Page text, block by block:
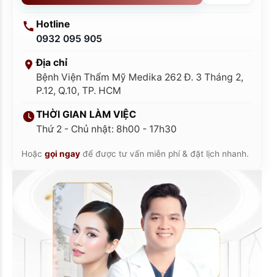
Hotline
0932 095 905
Địa chỉ
Bệnh Viện Thẩm Mỹ Medika 262 Đ. 3 Tháng 2,
P.12, Q.10, TP. HCM
THỜI GIAN LÀM VIỆC
Thứ 2 - Chủ nhật: 8h00 - 17h30
Hoặc gọi ngay để được tư vấn miễn phí & đặt lịch nhanh.